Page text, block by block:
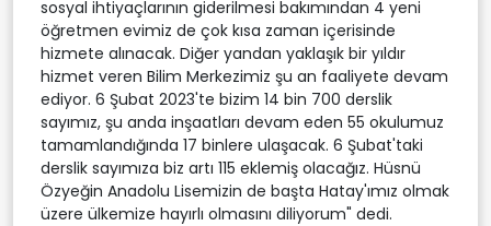
sosyal ihtiyaçlarının giderilmesi bakımından 4 yeni
öğretmen evimiz de çok kısa zaman içerisinde
hizmete alınacak. Diğer yandan yaklaşık bir yıldır
hizmet veren Bilim Merkezimiz şu an faaliyete devam
ediyor. 6 Şubat 2023'te bizim 14 bin 700 derslik
sayımız, şu anda inşaatları devam eden 55 okulumuz
tamamlandığında 17 binlere ulaşacak. 6 Şubat'taki
derslik sayımıza biz artı 115 eklemiş olacağız. Hüsnü
Özyeğin Anadolu Lisemizin de başta Hatay'ımız olmak
üzere ülkemize hayırlı olmasını diliyorum" dedi.